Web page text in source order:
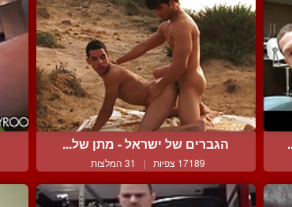
הגברים של ישראל - מתן של...
17189 צפיות | 31 המלצות